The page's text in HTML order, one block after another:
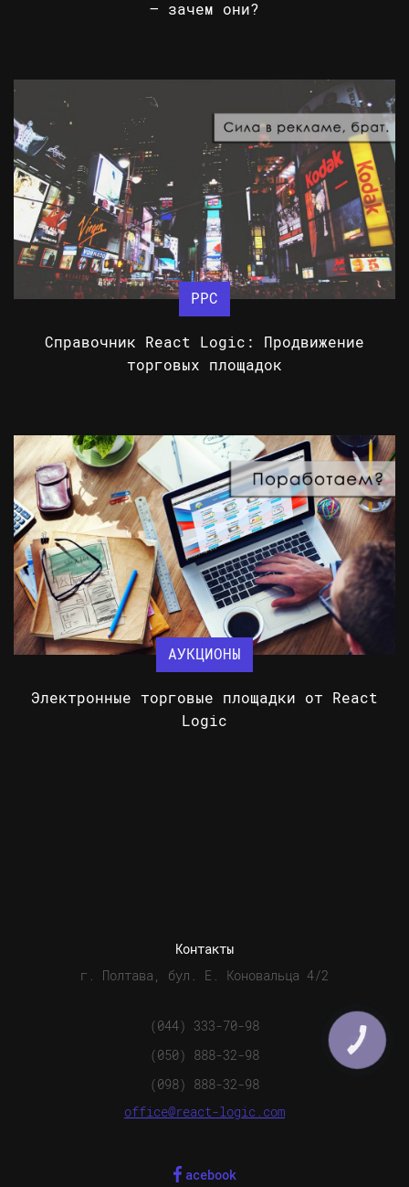
– зачем они?
PPC
Справочник React Logic: Продвижение
торговых площадок
АУКЦИОНЫ
Электронные торговые площадки от React
Logic
Контакты
г. Полтава, бул. Е. Коновальца 4/2
(044) 333-70-98
(050) 888-32-98
(098) 888-32-98
office@react-logic.com
acebook
КНОПКА
СВЯЗИ